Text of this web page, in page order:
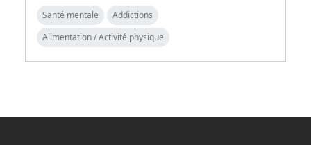
Santé mentale
Addictions
Alimentation / Activité physique